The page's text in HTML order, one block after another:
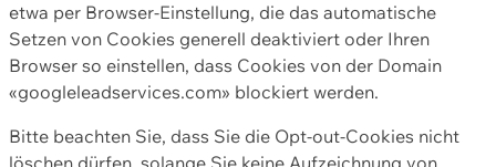
etwa per Browser-Einstellung, die das automatische
Setzen von Cookies generell deaktiviert oder Ihren
Browser so einstellen, dass Cookies von der Domain
«googleleadservices.com» blockiert werden.
Bitte beachten Sie, dass Sie die Opt-out-Cookies nicht